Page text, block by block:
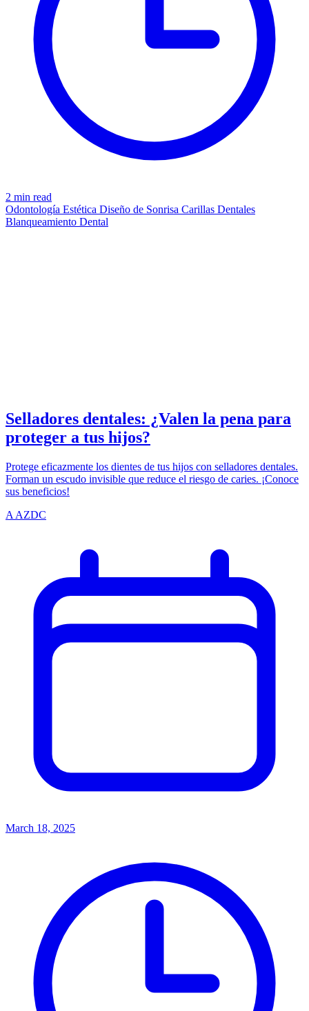
2 min read
Odontología Estética Diseño de Sonrisa Carillas Dentales
Blanqueamiento Dental
Selladores dentales: ¿Valen la pena para
proteger a tus hijos?
Protege eficazmente los dientes de tus hijos con selladores dentales.
Forman un escudo invisible que reduce el riesgo de caries. ¡Conoce
sus beneficios!
A AZDC
March 18, 2025